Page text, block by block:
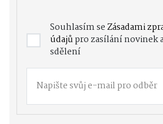
Souhlasím seZásadami
údajůpro zasílání novinek
sdělení